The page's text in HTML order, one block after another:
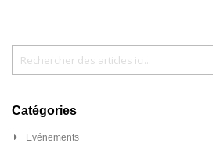
Catégories
Evénements